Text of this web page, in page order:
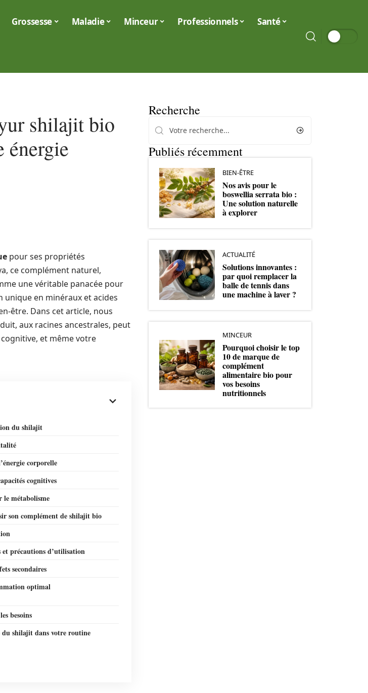
Grossesse Maladie Minceur Professionnels Santé
shilajit bio
énergie
pour ses propriétés
ce complément naturel,
une véritable panacée pour
unique en minéraux et acides
être. Dans cet article, nous
aux racines ancestrales, peut
et même votre
du shilajit
corporelle
cognitives
le métabolisme
son complément de shilajit bio
précautions d’utilisation
secondaires
optimal
besoins
du shilajit dans votre routine
Recherche
Publiés récemment
BIEN-ÊTRE
Nos avis pour le
boswellia serrata bio :
Une solution naturelle
à explorer
ACTUALITÉ
Solutions innovantes :
par quoi remplacer la
balle de tennis dans
une machine à laver ?
MINCEUR
Pourquoi choisir le top
10 de marque de
complément
alimentaire bio pour
vos besoins
nutritionnels